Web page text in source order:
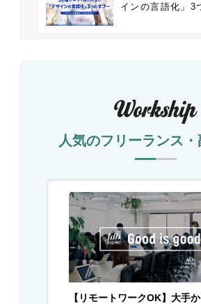
インの言語化」3
人気のフリーランス・
【リモートワークOK】大手